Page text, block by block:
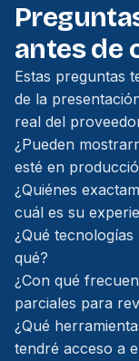
antes de
Estas preguntas
de la
real del
¿Pueden
esté en
¿Quiénes
cuál es su
¿Qué
qué?
¿Con qué
parciales para
¿Qué
tendré acceso a